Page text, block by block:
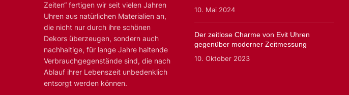
Zeiten“ fertigen wir seit vielen Jahren
Uhren aus natürlichen Materialien an,
die nicht nur durch ihre schönen
Dekors überzeugen, sondern auch
nachhaltige, für lange Jahre haltende
Verbrauchgegenstände sind, die nach
Ablauf ihrer Lebenszeit unbedenklich
entsorgt werden können.
10. Mai 2024
Der zeitlose Charme von Evit Uhren
gegenüber moderner Zeitmessung
10. Oktober 2023